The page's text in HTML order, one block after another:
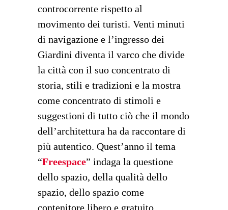
controcorrente rispetto al
movimento dei turisti. Venti minuti
di navigazione e l’ingresso dei
Giardini diventa il varco che divide
la città con il suo concentrato di
storia, stili e tradizioni e la mostra
come concentrato di stimoli e
suggestioni di tutto ciò che il mondo
dell’architettura ha da raccontare di
più autentico. Quest’anno il tema
“Freespace” indaga la questione
dello spazio, della qualità dello
spazio, dello spazio come
contenitore libero e gratuito.